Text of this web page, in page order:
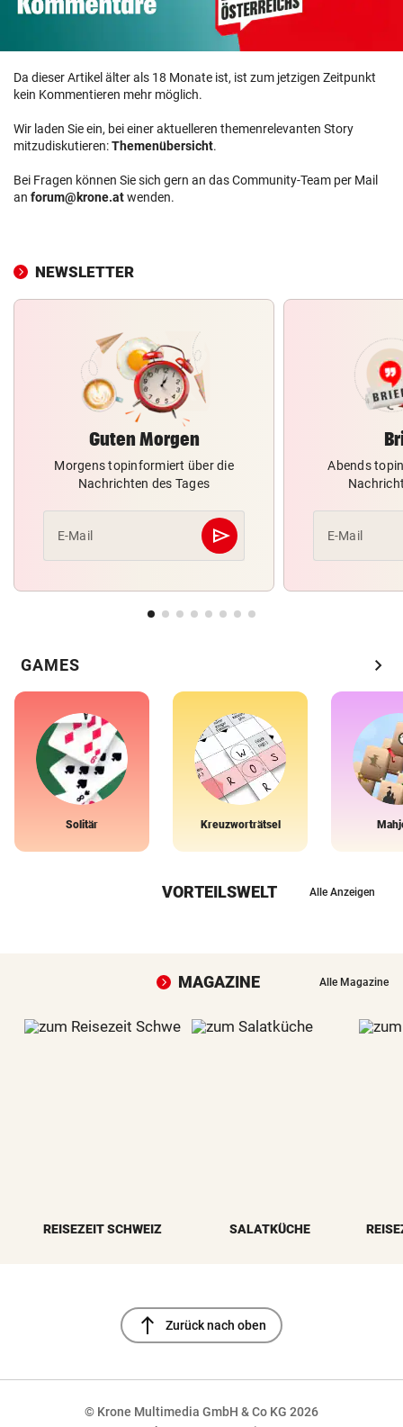
Da dieser Artikel älter als 18 Monate ist, ist zum jetzigen Zeitpunkt
kein Kommentieren mehr möglich.
Wir laden Sie ein, bei einer aktuelleren themenrelevanten Story
mitzudiskutieren:Themenübersicht.
Bei Fragen können Sie sich gern an das Community-Team per Mail
an forum@krone.atwenden.
NEWSLETTER
Guten Morgen
Morgens topinformiert über die
Nachrichten des Tages
E-Mail send
Abschicken
Abends
E-Mail
GAMES chevron_right
Solitär Kreuzworträtsel
VORTEILSWELT Alle Anzeigen
MAGAZINE Alle Magazine
REISEZEIT SCHWEIZ SALATKÜCHE
north Zurück nach oben
© Krone Multimedia GmbH & Co KG 2026